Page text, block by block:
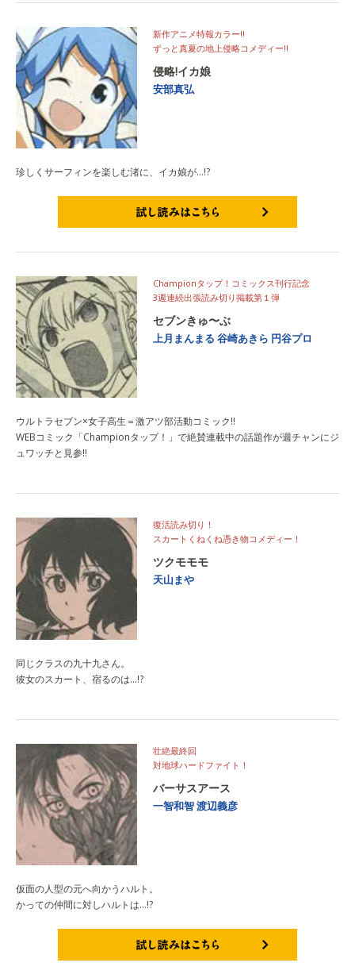
新作アニメ特報カラー!!
ずっと真夏の地上侵略コメディー!!
侵略!イカ娘
安部真弘
珍しくサーフィンを楽しむ渚に、イカ娘が…!?
Championタップ！コミックス刊行記念
3週連続出張読み切り掲載第１弾
セブンきゅ〜ぶ
上月まんまる 谷崎あきら 円谷プロ
ウルトラセブン×女子高生＝激アツ部活動コミック!!
WEBコミック「Championタップ！」で絶賛連載中の話題作が週チャンにジ
ュワッチと見参!!
復活読み切り！
スカートくねくね憑き物コメディー！
ツクモモモ
天山まや
同じクラスの九十九さん。
彼女のスカート、宿るのは…!?
壮絶最終回
対地球ハードファイト！
バーサスアース
一智和智渡辺義彦
仮面の人型の元へ向かうハルト。
かっての仲間に対しハルトは…!?